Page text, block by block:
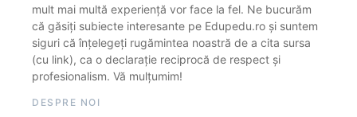
mult mai multă experiență vor face la fel. Ne bucurăm
că găsiți subiecte interesante pe Edupedu.ro și suntem
siguri că înțelegeți rugămintea noastră de a cita sursa
(cu link), ca o declarație reciprocă de respect și
profesionalism. Vă mulțumim!
DESPRE NOI